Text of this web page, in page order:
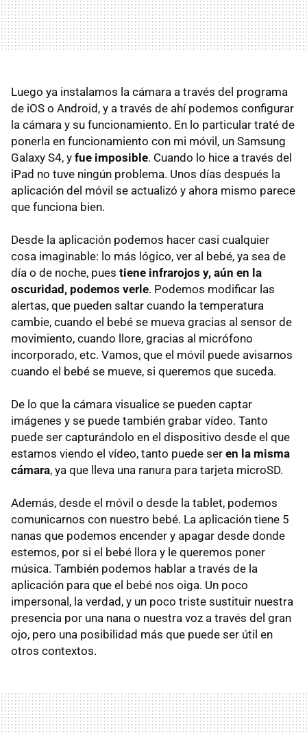
Luego ya instalamos la cámara a través del programa
de iOS o Android, y a través de ahí podemos configurar
la cámara y su funcionamiento. En lo particular traté de
ponerla en funcionamiento con mi móvil, un Samsung
Galaxy S4, y fue imposible. Cuando lo hice a través del
iPad no tuve ningún problema. Unos días después la
aplicación del móvil se actualizó y ahora mismo parece
que funciona bien.
Desde la aplicación podemos hacer casi cualquier
cosa imaginable: lo más lógico, ver al bebé, ya sea de
día o de noche, pues tiene infrarojos y, aún en la
oscuridad, podemos verle. Podemos modificar las
alertas, que pueden saltar cuando la temperatura
cambie, cuando el bebé se mueva gracias al sensor de
movimiento, cuando llore, gracias al micrófono
incorporado, etc. Vamos, que el móvil puede avisarnos
cuando el bebé se mueve, si queremos que suceda.
De lo que la cámara visualice se pueden captar
imágenes y se puede también grabar vídeo. Tanto
puede ser capturándolo en el dispositivo desde el que
estamos viendo el vídeo, tanto puede ser en la misma
cámara, ya que lleva una ranura para tarjeta microSD.
Además, desde el móvil o desde la tablet, podemos
comunicarnos con nuestro bebé. La aplicación tiene 5
nanas que podemos encender y apagar desde donde
estemos, por si el bebé llora y le queremos poner
música. También podemos hablar a través de la
aplicación para que el bebé nos oiga. Un poco
impersonal, la verdad, y un poco triste sustituir nuestra
presencia por una nana o nuestra voz a través del gran
ojo, pero una posibilidad más que puede ser útil en
otros contextos.